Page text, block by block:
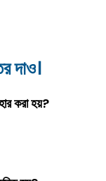
দাও।
করা হয়?